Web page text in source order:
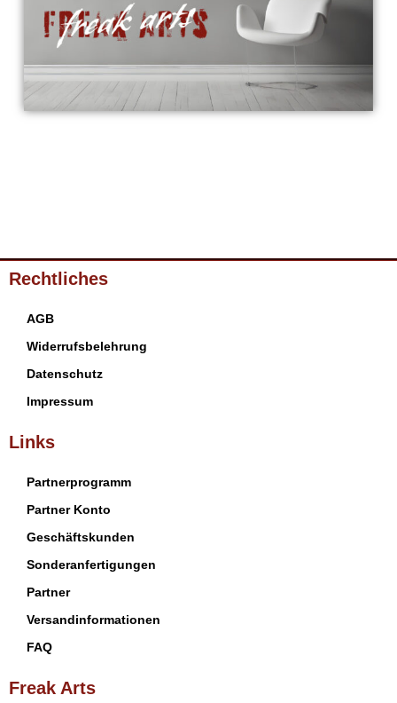
Rechtliches
AGB
Widerrufsbelehrung
Datenschutz
Impressum
Links
Partnerprogramm
Partner Konto
Geschäftskunden
Sonderanfertigungen
Partner
Versandinformationen
FAQ
Freak Arts